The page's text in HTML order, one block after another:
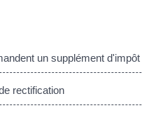
un supplément d'impôt
rectification